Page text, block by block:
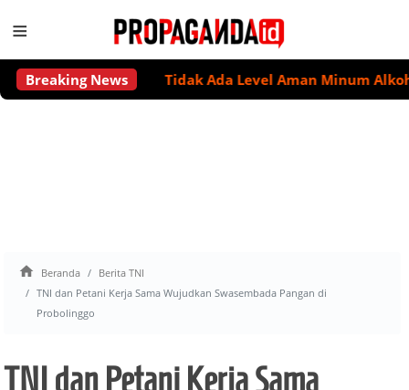
≡
Breaking NewsTidak Ada Level Aman Minum Alkohol
 Beranda
Berita TNI
TNI dan Petani Kerja Sama Wujudkan Swasembada Pangan di
Probolinggo
TNI dan Petani Kerja Sama